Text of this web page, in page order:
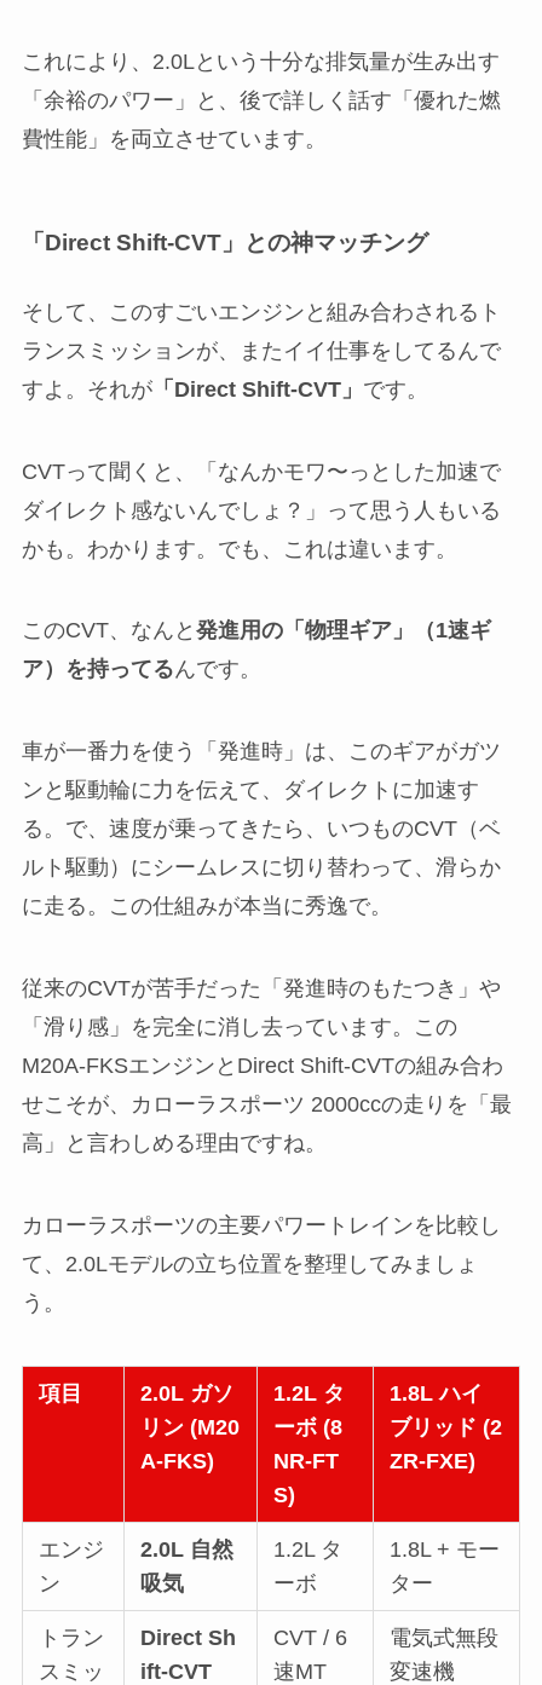
これにより、2.0Lという十分な排気量が生み出す
「余裕のパワー」と、後で詳しく話す「優れた燃
費性能」を両立させています。
「Direct Shift-CVT」との神マッチング
そして、このすごいエンジンと組み合わされるト
ランスミッションが、またイイ仕事をしてるんで
すよ。それが「Direct Shift-CVT」 です。
CVTって聞くと、「なんかモワ〜っとした加速で
ダイレクト感ないんでしょ？」って思う人もいる
かも。わかります。でも、これは違います。
このCVT、なんと 発進用の「物理ギア」（1速ギ
ア）を持ってるんです。
車が一番力を使う「発進時」は、このギアがガツ
ンと駆動輪に力を伝えて、ダイレクトに加速す
る。で、速度が乗ってきたら、いつものCVT（ベ
ルト駆動）にシームレスに切り替わって、滑らか
に走る。この仕組みが本当に秀逸で。
従来のCVTが苦手だった「発進時のもたつき」や
「滑り感」を完全に消し去っています。この
M20A-FKSエンジンとDirect Shift-CVTの組み合わ
せこそが、カローラスポーツ 2000ccの走りを「最
高」と言わしめる理由ですね。
カローラスポーツの主要パワートレインを比較し
て、2.0Lモデルの立ち位置を整理してみましょ
う。
項目
2.0L ガソ
リン (M20
A-FKS)
1.2L タ
ーボ (8
NR-FT
S)
1.8L ハイ
ブリッド (2
ZR-FXE)
エンジ
ン
2.0L 自然
吸気
1.2L タ
ーボ
1.8L + モー
ター
トラン
スミッ
Direct Sh
ift-CVT
CVT / 6
速MT
電気式無段
変速機